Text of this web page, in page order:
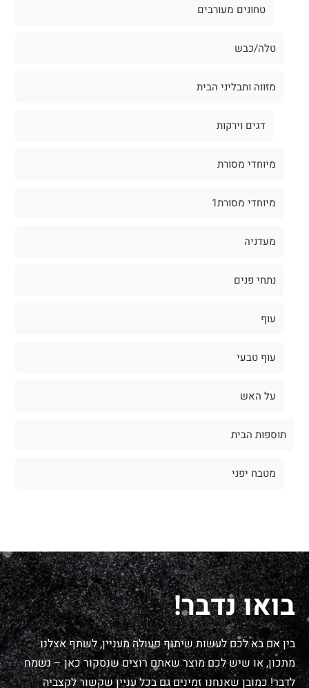
טחונים מעורבים
טלה/כבש
מזווה ותבליני הבית
דגים וירקות
מיוחדי מסורת
מיוחדי מסורת1
מעדניה
נתחי פנים
עוף
עוף טבעי
על האש
תוספות הבית
מטבח יפני
בואו נדבר!
בין אם בא לכם לעשות שיתוף פעולה מעניין, לשתף אצלנו
מתכון, או שיש לכם מוצר שאתם רוצים שנסקור כאן – נשמח
לדבר! כמובן שאנחנו זמינים גם בכל עניין שקשור לקצביה